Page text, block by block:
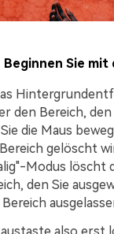
Beginnen Sie
den Bereich,
die Maus
gelöscht
Modus löscht
den Sie